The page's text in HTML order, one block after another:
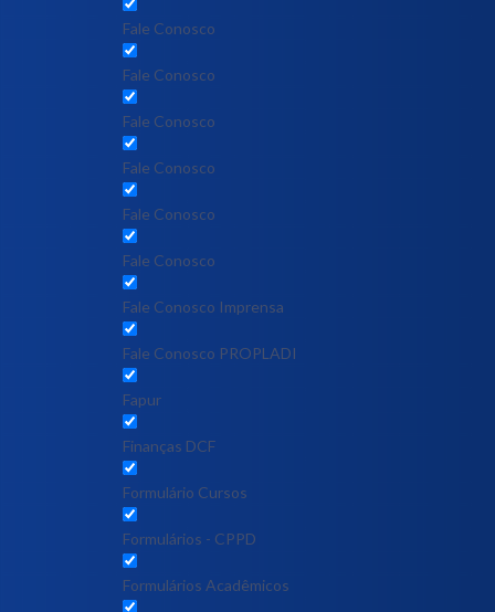
Fale Conosco
Fale Conosco
Fale Conosco
Fale Conosco
Fale Conosco
Fale Conosco
Fale Conosco Imprensa
Fale Conosco PROPLADI
Fapur
Finanças DCF
Formulário Cursos
Formulários - CPPD
Formulários Acadêmicos